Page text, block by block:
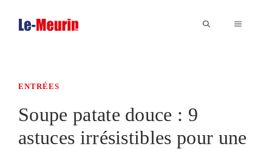
MENU
ENTRÉES
Soupe patate douce : 9
astuces irrésistibles pour une